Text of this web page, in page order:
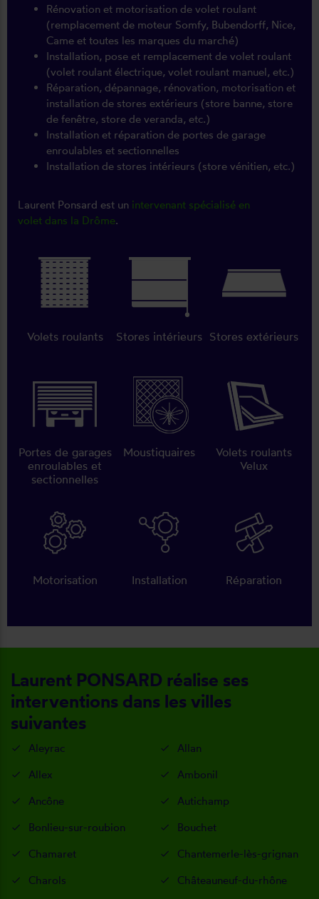
Rénovation et motorisation de volet roulant
(remplacement de moteur Somfy, Bubendorff, Nice,
Came et toutes les marques du marché)
Installation, pose et remplacement de volet roulant
(volet roulant électrique, volet roulant manuel, etc.)
Réparation, dépannage, rénovation, motorisation et
installation de stores extérieurs (store banne, store
de fenêtre, store de veranda, etc.)
Installation et réparation de portes de garage
enroulables et sectionnelles
Installation de stores intérieurs (store vénitien, etc.)
Laurent Ponsard est un intervenant spécialisé en
volet dans la Drôme.
Volets roulants Stores intérieurs Stores extérieurs
Portes de garages
enroulables et
sectionnelles
Moustiquaires
Volets roulants
Velux
Motorisation Installation Réparation
Laurent PONSARD réalise ses
interventions dans les villes
suivantes
Aleyrac
Allan
Allex
Ambonil
Ancône
Autichamp
Bonlieu-sur-roubion
Bouchet
Chamaret
Chantemerle-lès-grignan
Charols
Châteauneuf-du-rhône